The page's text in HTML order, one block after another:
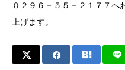
０２９６－５５－２１７７へ
上げます。